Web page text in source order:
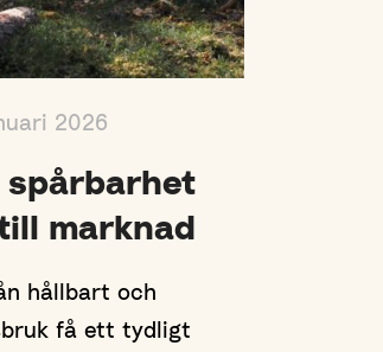
2026
spårbarhet
marknad
hållbart och
få ett tydligt